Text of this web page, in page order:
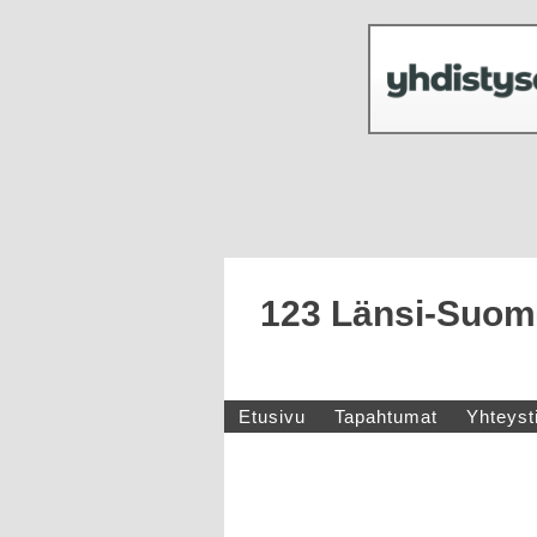
123 Länsi-
Etusivu Tapahtumat